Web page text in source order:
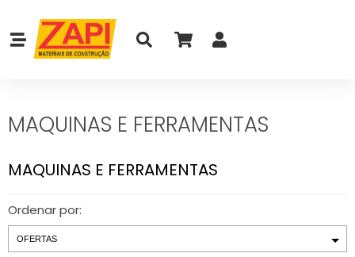
MAQUINAS E FERRAMENTAS
MAQUINAS E FERRAMENTAS
Ordenar por: